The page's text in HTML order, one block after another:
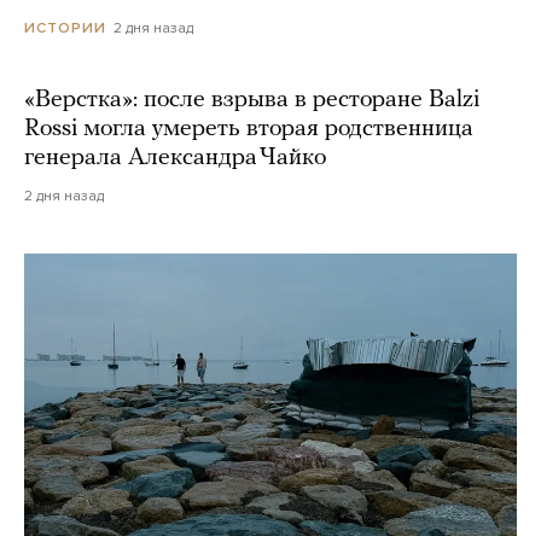
ИСТОРИИ 2 дня назад
«Верстка»: после взрыва в ресторане Balzi
Rossi могла умереть вторая родственница
генерала Александра Чайко
2 дня назад